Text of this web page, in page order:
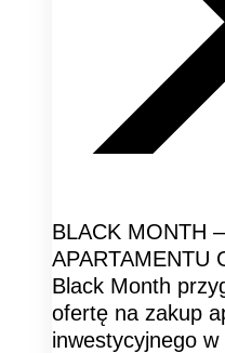
BLACK MONTH
APARTAMENTU
Black Month
ofertę na zakup
inwestycyjnego